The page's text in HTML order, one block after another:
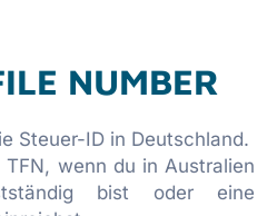
NUMBER
Steuer-ID in Deutschland.
wenn du in Australien
bist oder eine